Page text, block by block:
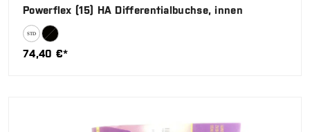
Powerflex (15) HA Differentialbuchse, innen
74,40 €*